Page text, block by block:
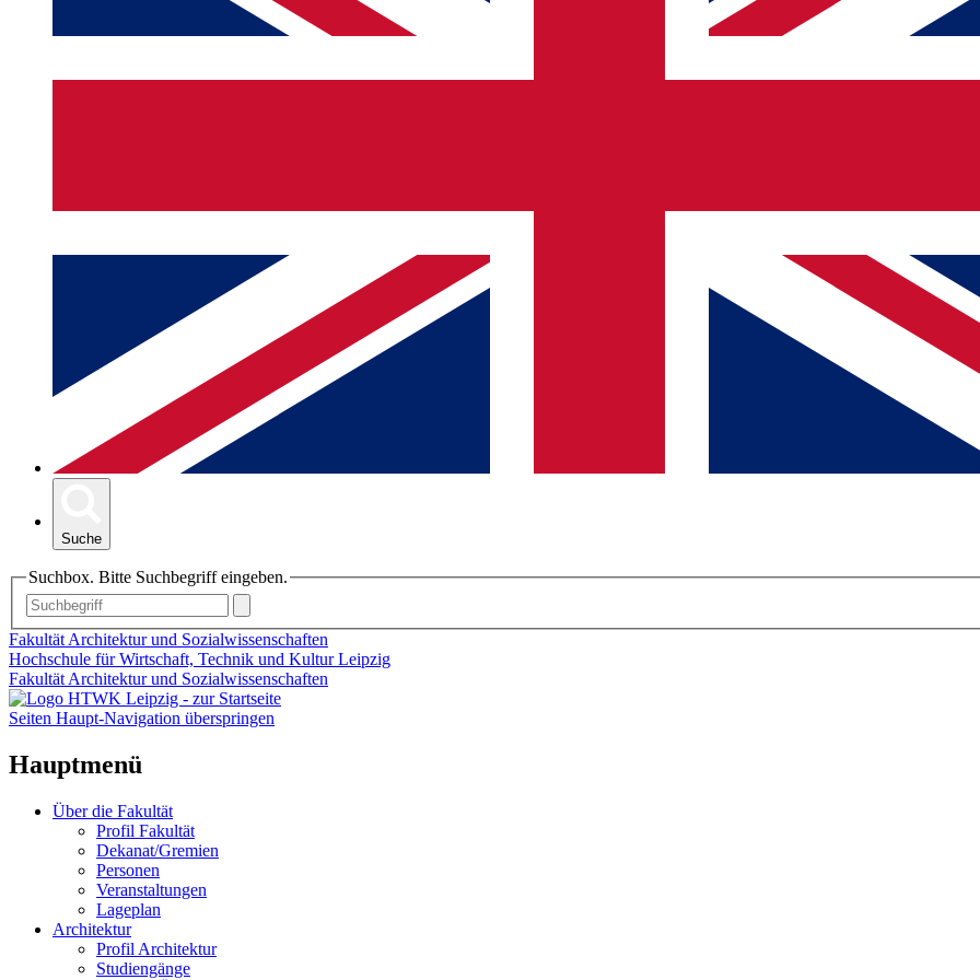
Suche
Suchbox. Bitte Suchbegriff eingeben.
Fakultät Architektur und Sozialwissenschaften
Hochschule für Wirtschaft, Technik und Kultur Leipzig
Fakultät Architektur und Sozialwissenschaften
Seiten Haupt-Navigation überspringen
Hauptmenü
Über die Fakultät
Profil Fakultät
Dekanat/Gremien
Personen
Veranstaltungen
Lageplan
Architektur
Profil Architektur
Studiengänge